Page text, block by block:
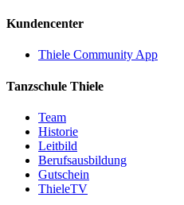
Kundencenter
Thiele Community App
Tanzschule Thiele
Team
Historie
Leitbild
Berufsausbildung
Gutschein
ThieleTV